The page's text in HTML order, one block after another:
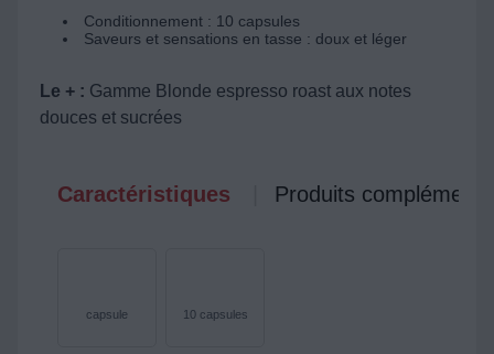
Conditionnement : 10 capsules
Saveurs et sensations en tasse : doux et léger
Le + : Gamme Blonde espresso roast aux notes
douces et sucrées
Caractéristiques Produits
capsule 10 capsules